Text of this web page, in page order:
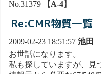
No.31379 【A-4】
Re:CMR物質一
2009-02-23 18:51:57 池田
お世話になります。
私も探していますが、見